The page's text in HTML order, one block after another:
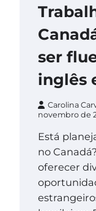
ser
inglês
Carolina
novembro de
Está
no
oferecer